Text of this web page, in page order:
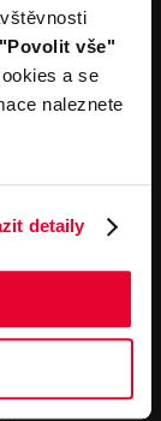
"Povolit vše"
a se
naleznete
detaily
Poděbrady
obchodní
online
provádění
obchodní
nákupu